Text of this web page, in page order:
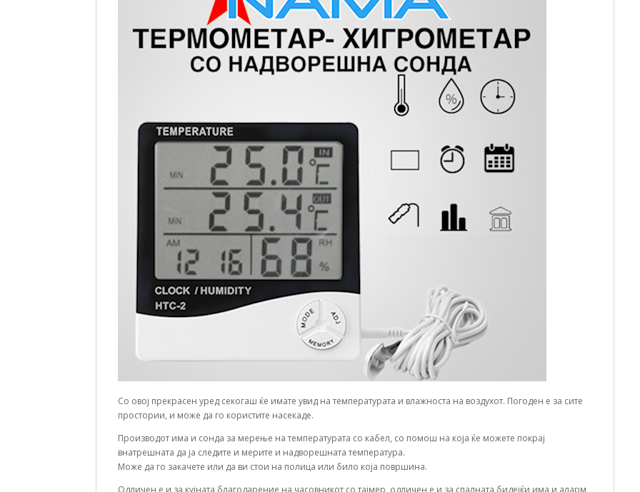
Со овој прекрасен уред секогаш ќе имате увид на температурата и влажноста на воздухот. Погоден е за сите
простории, и може да го користите насекаде.
Производот има и сонда за мерење на температурата со кабел, со помош на која ќе можете покрај
внатрешната да ја следите и мерите и надворешната температура.
Може да го закачете или да ви стои на полица или било која површина.